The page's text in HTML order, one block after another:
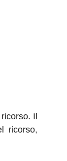
Il
ricorso,